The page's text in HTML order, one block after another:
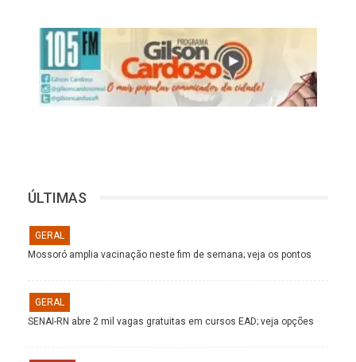
ÚLTIMAS
GERAL
Mossoró amplia vacinação neste fim de semana; veja os pontos
GERAL
SENAI-RN abre 2 mil vagas gratuitas em cursos EAD; veja opções